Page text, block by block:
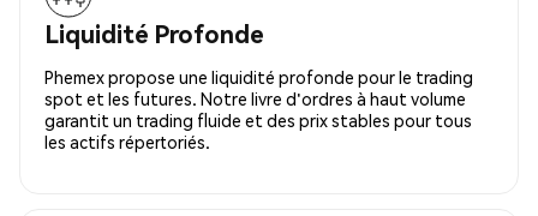
Liquidité Profonde
Phemex propose une liquidité profonde pour le trading
spot et les futures. Notre livre d'ordres à haut volume
garantit un trading fluide et des prix stables pour tous
les actifs répertoriés.